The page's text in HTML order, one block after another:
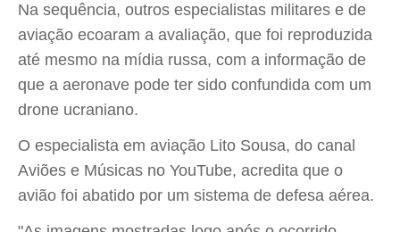
Na sequência, outros especialistas militares e de
aviação ecoaram a avaliação, que foi reproduzida
até mesmo na mídia russa, com a informação de
que a aeronave pode ter sido confundida com um
drone ucraniano.
O especialista em aviação Lito Sousa, do canal
Aviões e Músicas no YouTube, acredita que o
avião foi abatido por um sistema de defesa aérea.